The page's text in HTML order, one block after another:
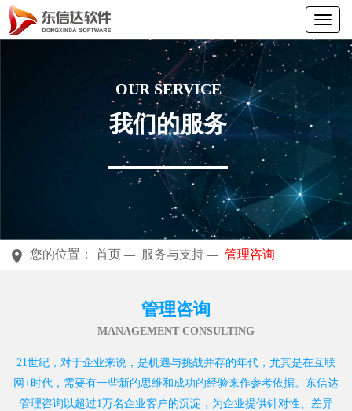
OUR SERVICE
我们的服务
您的位置： 首页 — 服务与支持 — 管理咨询
管理咨询
MANAGEMENT CONSULTING
21世纪，对于企业来说，是机遇与挑战并存的年代，尤其是在互联
网+时代，需要有一些新的思维和成功的经验来作参考依据。东信达
管理咨询以超过1万名企业客户的沉淀，为企业提供针对性、差异